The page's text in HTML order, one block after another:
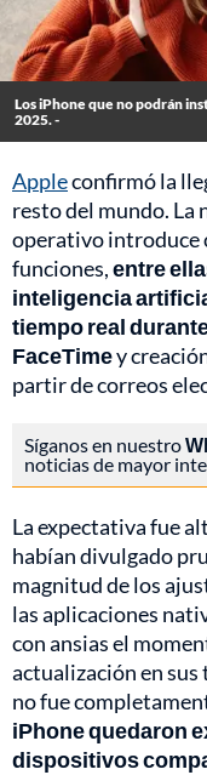
Los iPhone que no podrán
2025. -
Appleconfirmó la
resto del mundo. La
operativo introduce
funciones,entre
inteligencia
tiempo real
FaceTimey
partir de correos
Síganos en nuestro
noticias de mayor
La expectativa fue
habían divulgado
magnitud de los
las aplicaciones
con ansias el
actualización en
no fue
iPhone quedaron
dispositivos